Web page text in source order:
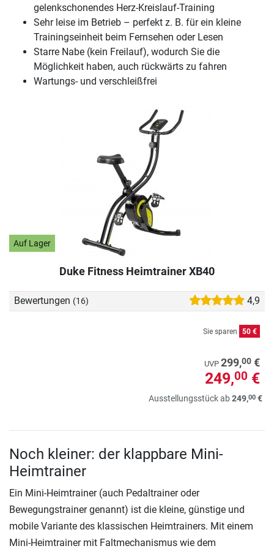
Auf Lager
Duke Fitness Heimtrainer XB40
Bewertungen (16) 4,9
Sie sparen 50 €
UVP 299,00 €
249,00 €
Ausstellungsstück ab249,00 €
gelenkschonendes Herz-Kreislauf-Training
Sehr leise im Betrieb – perfekt z. B. für ein kleine
Trainingseinheit beim Fernsehen oder Lesen
Starre Nabe (kein Freilauf), wodurch Sie die
Möglichkeit haben, auch rückwärts zu fahren
Wartungs- und verschleißfrei
Noch kleiner: der klappbare Mini-
Heimtrainer
Ein Mini-Heimtrainer (auch Pedaltrainer oder
Bewegungstrainer genannt) ist die kleine, günstige und
mobile Variante des klassischen Heimtrainers. Mit einem
Mini-Heimtrainer mit Faltmechanismus wie dem